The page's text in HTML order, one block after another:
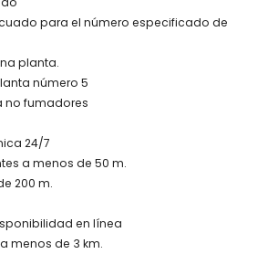
es muy adecuado para familias con niños.
incluidos en el precio del alquiler
de planchar
toallas
24 horas
con cargo adicional
niños (bajo demanda)
para el número especificado de
planta.
número 5
no fumadores
24/7
a menos de 50 m.
200 m.
en línea
menos de 3 km.